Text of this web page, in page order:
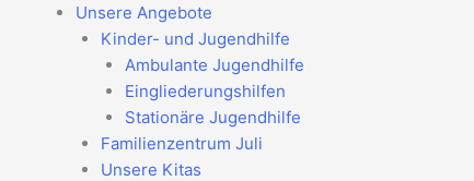
Unsere Angebote
Kinder- und Jugendhilfe
Ambulante Jugendhilfe
Eingliederungshilfen
Stationäre Jugendhilfe
Familienzentrum Juli
Unsere Kitas